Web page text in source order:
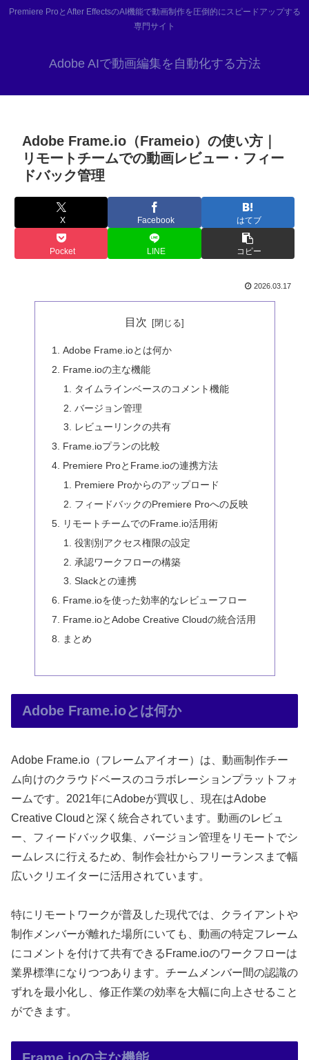
Premiere ProとAfter EffectsのAI機能で動画制作を圧倒的にスピードアップする
専門サイト
Adobe AIで動画編集を自動化する方法
Adobe Frame.io（Frameio）の使い方｜
リモートチームでの動画レビュー・フィー
ドバック管理
X Facebook はてブ
Pocket LINE コピー
2026.03.17
目次
Adobe Frame.ioとは何か
Frame.ioの主な機能
タイムラインベースのコメント機能
バージョン管理
レビューリンクの共有
Frame.ioプランの比較
Premiere ProとFrame.ioの連携方法
Premiere Proからのアップロード
フィードバックのPremiere Proへの反映
リモートチームでのFrame.io活用術
役割別アクセス権限の設定
承認ワークフローの構築
Slackとの連携
Frame.ioを使った効率的なレビューフロー
Frame.ioとAdobe Creative Cloudの統合活用
まとめ
Adobe Frame.ioとは何か
Adobe Frame.io（フレームアイオー）は、動画制作チー
ム向けのクラウドベースのコラボレーションプラットフォ
ームです。2021年にAdobeが買収し、現在はAdobe
Creative Cloudと深く統合されています。動画のレビュ
ー、フィードバック収集、バージョン管理をリモートでシ
ームレスに行えるため、制作会社からフリーランスまで幅
広いクリエイターに活用されています。
特にリモートワークが普及した現代では、クライアントや
制作メンバーが離れた場所にいても、動画の特定フレーム
にコメントを付けて共有できるFrame.ioのワークフローは
業界標準になりつつあります。チームメンバー間の認識の
ずれを最小化し、修正作業の効率を大幅に向上させること
ができます。